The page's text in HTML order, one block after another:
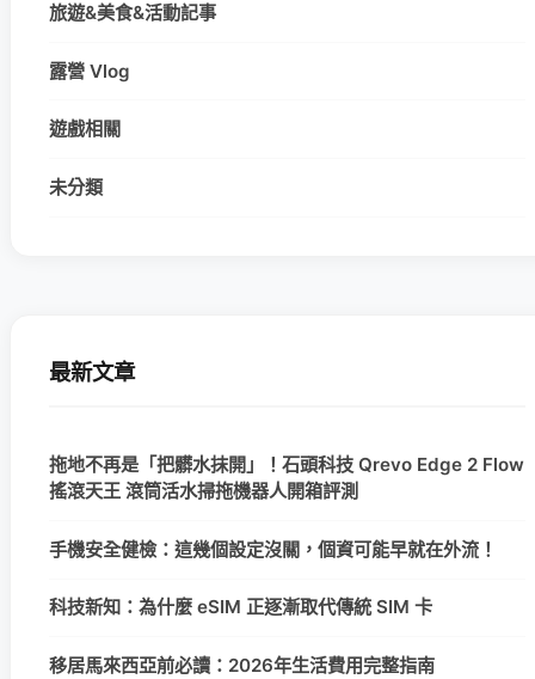
旅遊&美食&活動記事
露營 Vlog
遊戲相關
未分類
最新文章
拖地不再是「把髒水抹開」！石頭科技 Qrevo Edge 2 Flow
搖滾天王 滾筒活水掃拖機器人開箱評測
手機安全健檢：這幾個設定沒關，個資可能早就在外流！
科技新知：為什麼 eSIM 正逐漸取代傳統 SIM 卡
移居馬來西亞前必讀：2026年生活費用完整指南